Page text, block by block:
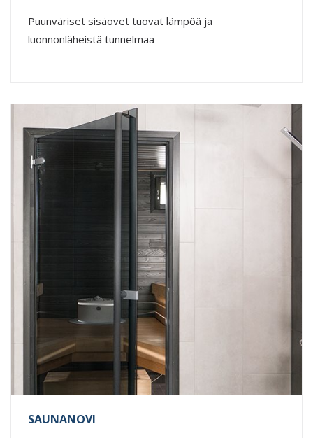
Puunväriset sisäovet tuovat lämpöä ja
luonnonläheistä tunnelmaa
SAUNANOVI